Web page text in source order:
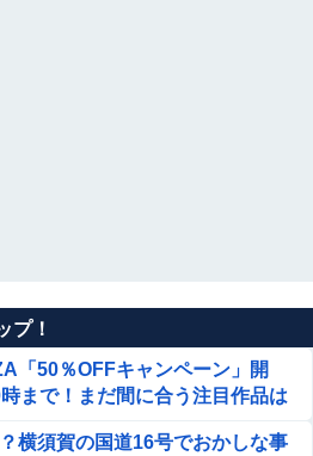
した財布の中身が何年も経って
よって拾われた
上波番組で胸元ぱっくり・・・
プ！
「50％OFFキャンペーン」開
まで！まだ間に合う注目作品は
横須賀の国道16号でおかしな事